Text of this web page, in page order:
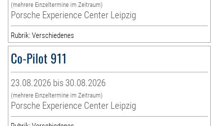
(mehrere Einzeltermine im Zeitraum)
Porsche Experience Center Leipzig
Rubrik: Verschiedenes
Co-Pilot 911
23.08.2026 bis 30.08.2026
(mehrere Einzeltermine im Zeitraum)
Porsche Experience Center Leipzig